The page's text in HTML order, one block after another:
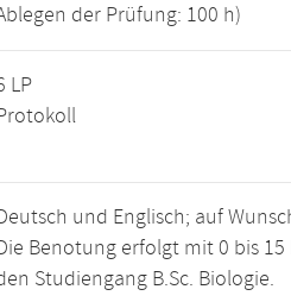
der Prüfung: 100 h)
LP
und Englisch; auf
Benotung erfolgt mit 0 bis
Studiengang B.Sc. Biologie.